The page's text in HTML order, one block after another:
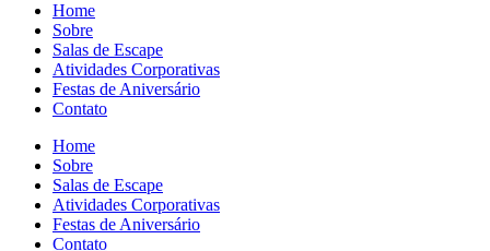
Home
Sobre
Salas de Escape
Atividades Corporativas
Festas de Aniversário
Contato
Home
Sobre
Salas de Escape
Atividades Corporativas
Festas de Aniversário
Contato